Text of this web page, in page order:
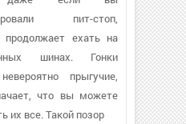
пит-стоп,
ехать на
шинах. Гонки
прыгучие,
что вы можете
их все. Такой позор